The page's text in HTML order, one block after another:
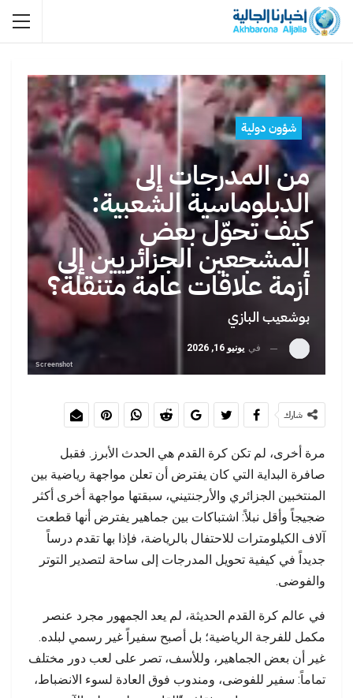
شؤون دولية
من المدرجات إلى
الدبلوماسية الشعبية:
كيف تحوّل بعض
المشجعين الجزائريين إلى
أزمة علاقات عامة متنقلة؟
بوشعيب البازي
في يونيو 16, 2026
Screenshot
شارك
مرة أخرى، لم تكن كرة القدم هي الحدث الأبرز. فقبل
صافرة البداية التي كان يفترض أن تعلن مواجهة رياضية بين
المنتخبين الجزائري والأرجنتيني، سبقتها مواجهة أخرى أكثر
ضجيجاً وأقل نبلاً: اشتباكات بين جماهير يفترض أنها قطعت
آلاف الكيلومترات للاحتفال بالرياضة، فإذا بها تقدم درساً
جديداً في كيفية تحويل المدرجات إلى ساحة لتصدير التوتر
والفوضى.
في عالم كرة القدم الحديثة، لم يعد الجمهور مجرد عنصر
مكمل للفرجة الرياضية؛ بل أصبح سفيراً غير رسمي لبلده.
غير أن بعض الجماهير، وللأسف، تصر على لعب دور مختلف
تماماً: سفير للفوضى، ومندوب فوق العادة لسوء الانضباط،